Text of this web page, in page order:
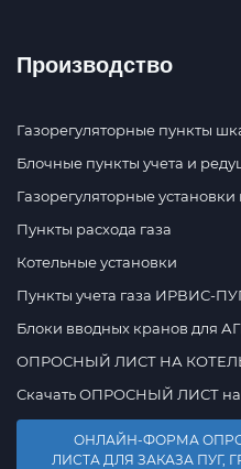
Производство
Газорегуляторные пункты
Блочные пункты учета и
Газорегуляторные
Пункты расхода газа
Котельные установки
Пункты учета газа ИРВИС-
Блоки вводных кранов для
ОПРОСНЫЙ ЛИСТ НА
Скачать ОПРОСНЫЙ ЛИСТ
ОНЛАЙН-ФОРМА
ЛИСТА ДЛЯ ЗАКАЗА ПУГ,